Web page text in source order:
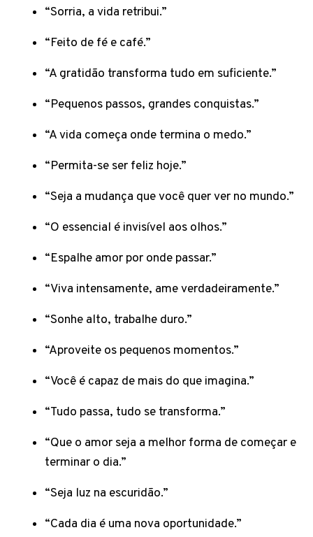
“Sorria, a vida retribui.”
“Feito de fé e café.”
“A gratidão transforma tudo em suficiente.”
“Pequenos passos, grandes conquistas.”
“A vida começa onde termina o medo.”
“Permita-se ser feliz hoje.”
“Seja a mudança que você quer ver no mundo.”
“O essencial é invisível aos olhos.”
“Espalhe amor por onde passar.”
“Viva intensamente, ame verdadeiramente.”
“Sonhe alto, trabalhe duro.”
“Aproveite os pequenos momentos.”
“Você é capaz de mais do que imagina.”
“Tudo passa, tudo se transforma.”
“Que o amor seja a melhor forma de começar e
terminar o dia.”
“Seja luz na escuridão.”
“Cada dia é uma nova oportunidade.”